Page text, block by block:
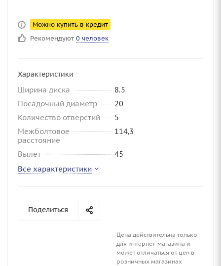
Можно купить в кредит
Рекомендуют 0 человек
Характеристики
Ширина диска
8.5
Посадочный диаметр
20
Количество отверстий
5
Межболтовое
расстояние
114,3
Вылет
45
Все характеристики
Поделиться
Цена действительна только
для интернет-магазина и
может отличаться от цен в
розничных магазинах